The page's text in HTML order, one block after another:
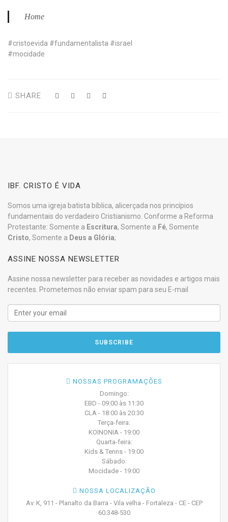
Home
#cristoevida #fundamentalista #israel
#mocidade
SHARE
IBF. CRISTO É VIDA
Somos uma igreja batista bíblica, alicerçada nos princípios
fundamentais do verdadeiro Cristianismo. Conforme a Reforma
Protestante: Somente a Escritura, Somente a Fé, Somente
Cristo, Somente a Deus a Glória;
ASSINE NOSSA NEWSLETTER
Assine nossa newsletter para receber as novidades e artigos mais
recentes. Prometemos não enviar spam para seu E-mail
NOSSAS PROGRAMAÇÕES
Domingo:
EBD - 09:00 às 11:30
CLA - 18:00 às 20:30
Terça-feira:
KOINONIA - 19:00
Quarta-feira:
Kids & Tenns - 19:00
Sábado:
Mocidade - 19:00
NOSSA LOCALIZAÇÃO
Av. K, 911 - Planalto da Barra - Vila velha - Fortaleza - CE - CEP
60.348-530